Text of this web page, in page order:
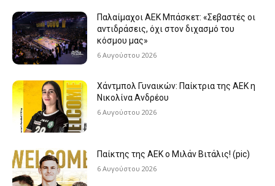
Παλαίμαχοι ΑΕΚ Μπάσκετ: «Σεβαστές οι
αντιδράσεις, όχι στον διχασμό του
κόσμου μας»
6 Αυγούστου 2026
Χάντμπολ Γυναικών: Παίκτρια της ΑΕΚ η
Νικολίνα Ανδρέου
6 Αυγούστου 2026
Παίκτης της ΑΕΚ ο Μιλάν Βιτάλις! (pic)
6 Αυγούστου 2026